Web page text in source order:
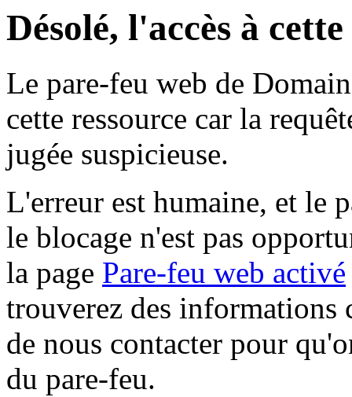
Désolé, l'accès à
Le pare-feu web de
cette ressource car la
jugée suspicieuse.
L'erreur est humaine, et le
le blocage n'est pas
la page Pare-feu web activé
trouverez des informations
de nous contacter pour
du pare-feu.